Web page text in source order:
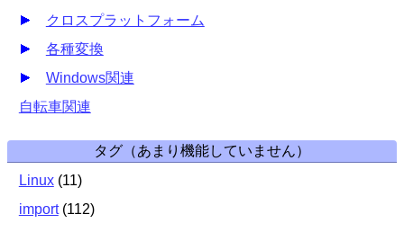
クロスプラットフォーム
各種変換
Windows関連
自転車関連
タグ（あまり機能していません）
Linux (11)
import (112)